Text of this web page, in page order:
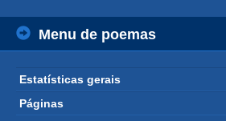
Menu de poemas
Estatísticas gerais
Páginas